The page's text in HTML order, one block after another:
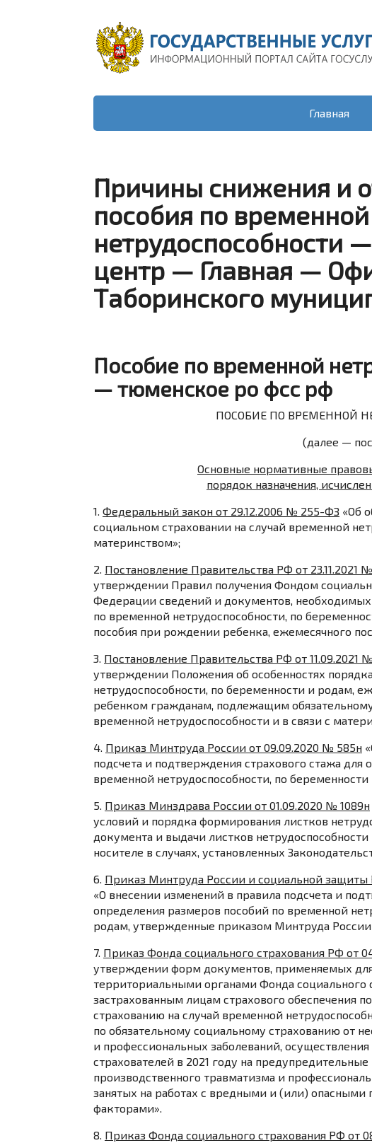
Главная
Причины снижения и
пособия по временной
нетрудоспособности
центр — Главная —
Таборинского
Пособие по временной
— тюменское ро фсс рф
ПОСОБИЕ ПО ВРЕМЕННОЙ
(далее —
Основные нормативные
порядок назначения,
1. Федеральный закон от 29.12.2006 № 255-ФЗ «Об
социальном страховании на случай временной
материнством»;
2. Постановление Правительства РФ от 23.11.2021
утверждении Правил получения Фондом
Федерации сведений и документов,
по временной нетрудоспособности, по
пособия при рождении ребенка, ежемесячного
3. Постановление Правительства РФ от 11.09.2021
утверждении Положения об особенностях
нетрудоспособности, по беременности и родам,
ребенком гражданам, подлежащим
временной нетрудоспособности и в связи с
4. Приказ Минтруда России от 09.09.2020 № 585н
подсчета и подтверждения страхового стажа для
временной нетрудоспособности, по беременности
5. Приказ Минздрава России от 01.09.2020 № 1089н
условий и порядка формирования листков
документа и выдачи листков
носителе в случаях, установленных
6. Приказ Минтруда России и социальной защиты
«О внесении изменений в правила подсчета и
определения размеров пособий по временной
родам, утвержденные приказом Минтруда России
7. Приказ Фонда социального страхования РФ от
утверждении форм документов, применяемых
территориальными органами Фонда социального
застрахованным лицам страхового обеспечения
страхованию на случай временной
по обязательному социальному страхованию от
и профессиональных заболеваний,
страхователей в 2021 году на
производственного травматизма и
занятых на работах с вредными и (или) опасными
факторами».
8. Приказ Фонда социального страхования РФ от